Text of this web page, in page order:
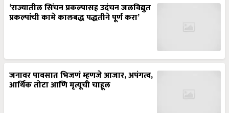
‘राज्यातील सिंचन प्रकल्पासह उदंचन जलविद्युत
प्रकल्पांची कामे कालबद्ध पद्धतीने पूर्ण करा’
जनावर पावसात भिजणं म्हणजे आजार, अपंगत्व,
आर्थिक तोटा आणि मृत्यूची चाहूल